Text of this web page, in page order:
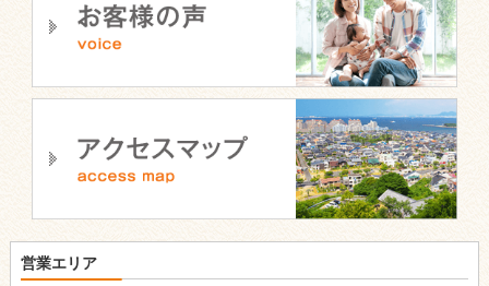
営業エリア